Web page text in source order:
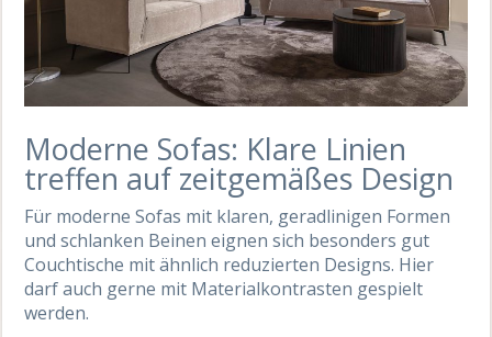
Moderne Sofas: Klare Linien
treffen auf zeitgemäßes Design
Für moderne Sofas mit klaren, geradlinigen Formen
und schlanken Beinen eignen sich besonders gut
Couchtische mit ähnlich reduzierten Designs. Hier
darf auch gerne mit Materialkontrasten gespielt
werden.